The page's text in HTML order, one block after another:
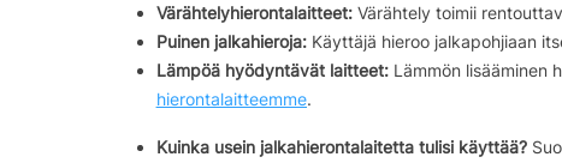
Värähtelyhierontalaitteet:Värähtely toimii
Puinen jalkahieroja:Käyttäjä hieroo jalkapohjiaan
Lämpöä hyödyntävät laitteet:Lämmön lisääminen
hierontalaitteemme.
Kuinka usein jalkahierontalaitetta tulisi käyttää?